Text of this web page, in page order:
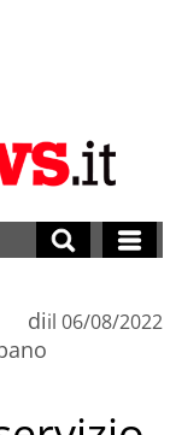
diil 06/08/2022